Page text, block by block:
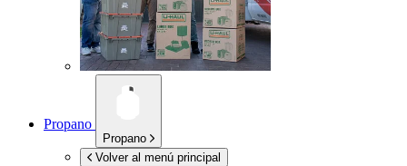
Propano
Propano
Volver al menú principal